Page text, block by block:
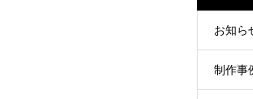
お知ら
制作事